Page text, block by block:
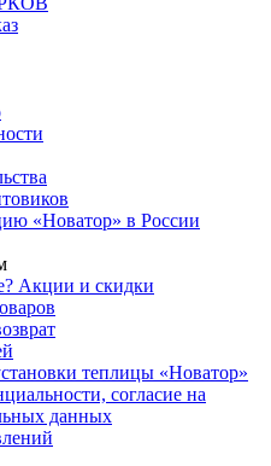
«Новатор» в России
Акции и скидки
теплицы «Новатор»
согласие на
данных